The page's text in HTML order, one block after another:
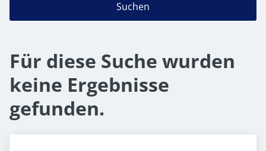
Suchen
Für diese Suche wurden
keine Ergebnisse
gefunden.